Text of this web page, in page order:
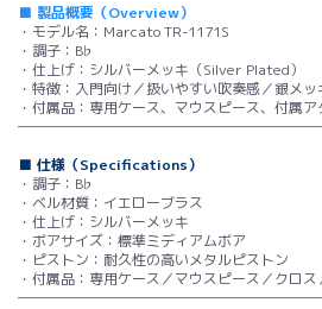
■ 製品概要（Overview）
・モデル名：Marcato TR-1171S
・調子：B♭
・仕上げ：シルバーメッキ（Silver Plated）
・特徴：入門向け／扱いやすい吹奏感／銀メッ
・付属品：専用ケース、マウスピース、付属
■ 仕様（Specifications）
・調子：B♭
・ベル材質：イエローブラス
・仕上げ：シルバーメッキ
・ボアサイズ：標準ミディアムボア
・ピストン：耐久性の高いメタルピストン
・付属品：専用ケース／マウスピース／クロ